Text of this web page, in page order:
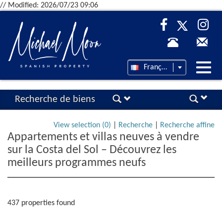
// Modified: 2026/07/23 09:06
Français
Recherche de biens
View selection (0) Recherche Recherche affine
Appartements et villas neuves à vendre
sur la Costa del Sol – Découvrez les
meilleurs programmes neufs
437 properties found